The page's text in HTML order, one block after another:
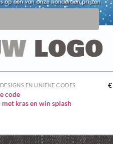
EN UNIEKE CODES
code
kras en win splash
€